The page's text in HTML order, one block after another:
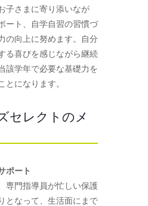
子さまに寄り添いなが
ート、自学自習の習慣づ
の向上に努めます。自分
る喜びを感じながら継続
該学年で必要な基礎力を
になります。
セレクトのメ
ポート
専門指導員が忙しい保護
となって、生活面にまで